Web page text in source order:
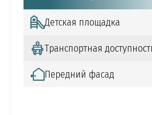
Детская площадка
Транспортная
Передний фасад